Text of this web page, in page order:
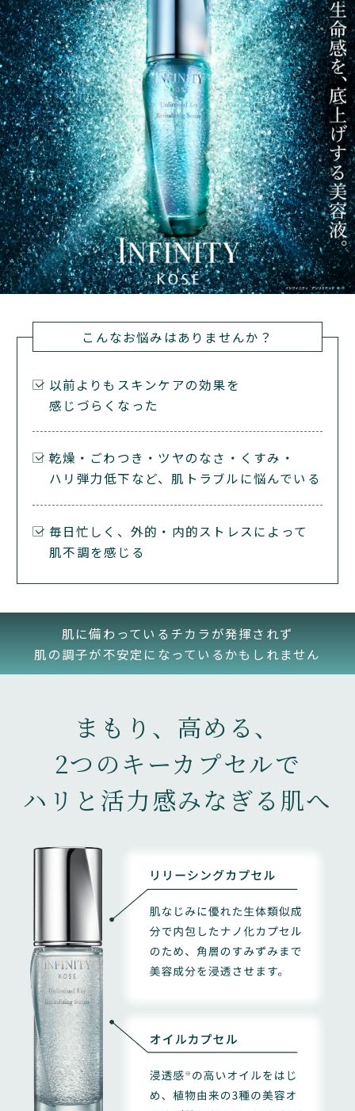
お客さまの支払い能力が危うくなったと認めうる事情が
判明した場合
（5）
商品が品切れとなり、容易にお届けできない場合
（6）
届先不明、長期不在でお届けできない場合
（7）
その他本規約に違反した場合
2.
当社が前項の措置をとったことで、当該お客さま、第三
者に不利益、損害が発生したとしても、当社の責めに帰
任を負わないものとします。当社の過失に基づいて生じ
た損害については、直接かつ通常生じる範囲の損害に限
重過失がある場合、責任を負う損害の範囲はこの限りで
ありません。
1.
当社は、本サービスを現状有姿で提供するものとし、そ
の内容の信頼性、真実性、適法性等について、明示また
は黙示を問わず、適用される法律の許す限りにおいて、
等の障害により生じたシステムの中断・遅滞・中止・デ
ータの消失、データへの不正アクセスにより生じた損
当社は、本サービスの利用に関してお客さま間、お客さ
を負わないものとします。
お客さまが本サービスを利用するのに必要なコンピュー
タ機器および通信機器等の設置に関する費用、本サービ
スを利用するために要した電話料金、通信料金等は、お
客さまが自ら負担するものとします。
5.
本条の各免責規定にかかわらず、当社の過失に基づいて
生じた損害については、直接かつ通常生じる範囲の損害
に限り責任を負うものとします。ただし、当社に故意ま
たは重過失がある場合、責任を負う損害の範囲はこの限
りではありません。
第１１条（準拠法および合意管轄）
第３条（商品のお受け取り等）
1.
本サービスの配送は、全３回となり、初回商品のお届け
後、次回以降コースに応じて3ヵ月間隔または2ヵ月間隔
においてのお届けとなります。
2.
商品は、お客さまが指定する住所へ配送しますので、取
り扱い店舗での商品のお受け取りはできません。なお、
お届け日の変更をご希望の際には、次回お届け予定日の
11日前までであれば、マイページより前後7日間の変更
をすることができます。次回お届け予定日の10日前から
お届け予定日までの間は変更できません。上記の日時ま
ます。
本サービスは、ギフトラッピングには対応しておりませ
ん。
交通事情その他不可抗力等の理由により、配送予定が前
後する可能性がございますので、予めご了承ください。
お客さまによる住所の記入間違い、所定の日時までに変
更されない等の当社の責に帰さない事由で商品がお届け
第４条（支払方法等）
1.
（GMO後払い）のいずれかの方法を選択いただけます。
ただし、代金引換を選択した場合、自宅のみへの配送と
なります。
各回ごとのお支払いとなります。なお、初回はお申し込
お支払いとなります。
第５条（返品、交換）
商品に何らかの不備等がある場合を除き、返品、交換は
受け付けておりません。
2.
商品に何らかの不備等があった場合には、Maison KOSÉ
オンラインサイト までお問い合わせください。
第６条（本規約の変更）
こんなお悩みはありませんか？
以前よりもスキンケアの効果を
感じづらくなった
乾燥・ごわつき・ツヤのなさ・くすみ・
ハリ弾力低下など、肌トラブルに悩んでいる
毎日忙しく、外的・内的ストレスによって
肌不調を感じる
肌に備わっているチカラが発揮されず
肌の調子が不安定になっているかもしれません
まもり、高める、
2つのキーカプセルで
ハリと活力感みなぎる肌へ